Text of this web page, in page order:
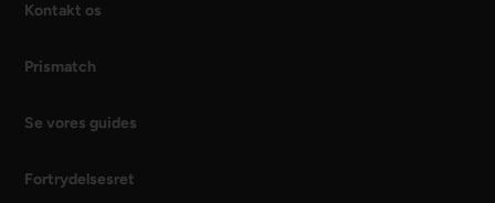
Kontakt os
Prismatch
Se vores guides
Fortrydelsesret